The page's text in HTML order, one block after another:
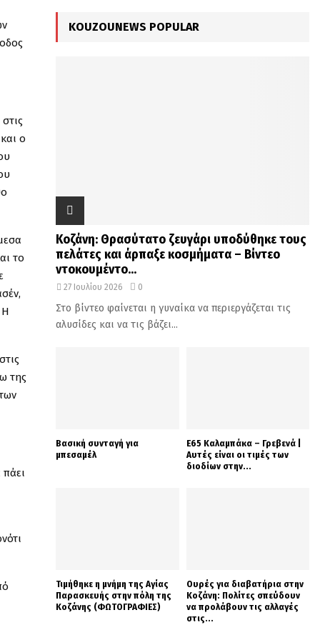
ο
το
Η
της
KOUZOUNEWS POPULAR
Κοζάνη: Θρασύτατο ζευγάρι υποδύθηκε τους
πελάτες και άρπαξε κοσμήματα – Βίντεο
ντοκουμέντο...
27 Ιουλίου 2026 0
Στο βίντεο φαίνεται η γυναίκα να περιεργάζεται τις
αλυσίδες και να τις βάζει...
Βασική συνταγή για
μπεσαμέλ
Ε65 Καλαμπάκα – Γρεβενά |
Αυτές είναι οι τιμές των
διοδίων στην...
Τιμήθηκε η μνήμη της Αγίας
Παρασκευής στην πόλη της
Κοζάνης (ΦΩΤΟΓΡΑΦΙΕΣ)
Ουρές για διαβατήρια στην
Κοζάνη: Πολίτες σπεύδουν
να προλάβουν τις αλλαγές
στις...